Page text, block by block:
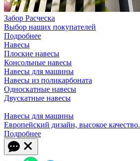
Забор Расческа
Выбор наших покупателей
Подробнее
Навесы
Плоские навесы
Консольные навесы
Навесы для машины
Навесы из поликарбоната
Односкатные навесы
Двускатные навесы
Навесы для машины
Европейский дизайн, высокое качество.
Подробнее